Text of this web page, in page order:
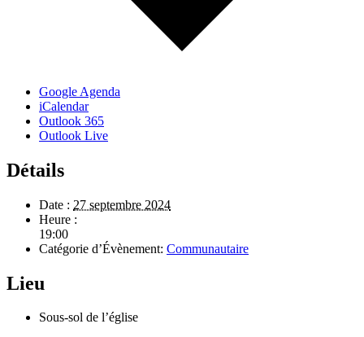
Google Agenda
iCalendar
Outlook 365
Outlook Live
Détails
Date : 27 septembre 2024
Heure :
19:00
Catégorie d’Évènement: Communautaire
Lieu
Sous-sol de l’église